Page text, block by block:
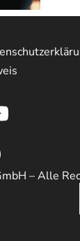
– Alle